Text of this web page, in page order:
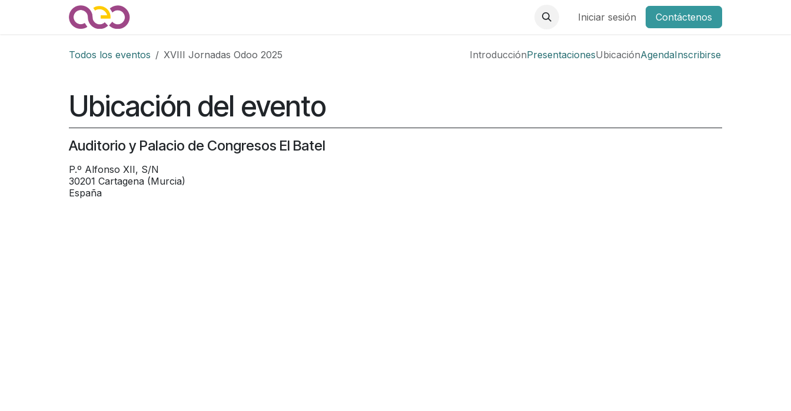
Iniciar sesión Contáctenos
Todos los eventos XVIII Jornadas Odoo 2025 IntroducciónPresentacionesUbicaciónAgendaInscribirse
Ubicación del evento
Auditorio y Palacio de Congresos El Batel
P.º Alfonso XII, S/N
30201 Cartagena (Murcia)
España